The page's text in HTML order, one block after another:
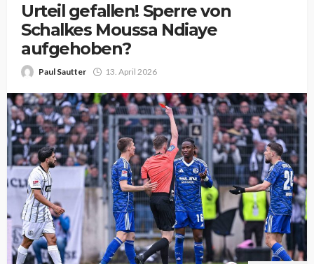
Urteil gefallen! Sperre von
Schalkes Moussa Ndiaye
aufgehoben?
Paul Sautter 13. April 2026